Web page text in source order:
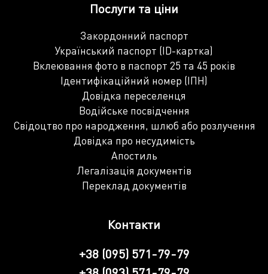
Послуги та ціни
Закордонний паспорт
Український паспорт (ID-картка)
Вклеювання фото в паспорт 25 та 45 років
Ідентифікаційний номер (ІПН)
Довідка переселенця
Водійське посвідчення
Свідоцтво про народження, шлюб або розлучення
Довідка про несудимість
Апостиль
Легалізація документів
Переклад документів
Контакти
+38 (095) 571-79-79